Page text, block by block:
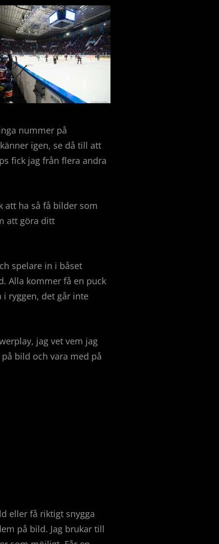
nummer på
igen, se då till att
fick jag från flera andra
att ha så få bilder som
att göra ditt
spelare in i båset
Alla kommer få en puck
ryggen, det går inte
jag vet vem jag
bild och vara med på
eller få riktigt snygga
på bild. Jag brukar till